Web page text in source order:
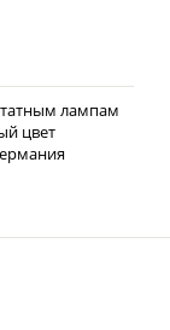
лампам
цвет